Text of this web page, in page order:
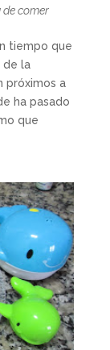
de comer
tiempo que
de la
próximos a
ha pasado
que